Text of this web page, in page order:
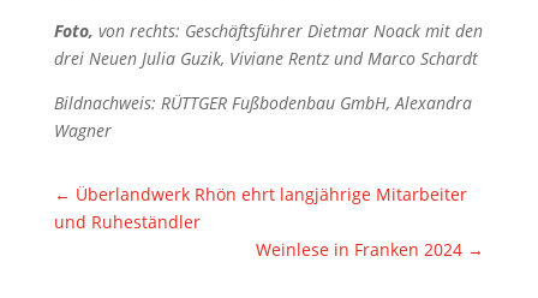
Foto, von rechts: Geschäftsführer Dietmar Noack mit den
drei Neuen Julia Guzik, Viviane Rentz und Marco Schardt
Bildnachweis: RÜTTGER Fußbodenbau GmbH, Alexandra
Wagner
← Überlandwerk Rhön ehrt langjährige Mitarbeiter
und Ruheständler
Weinlese in Franken 2024 →